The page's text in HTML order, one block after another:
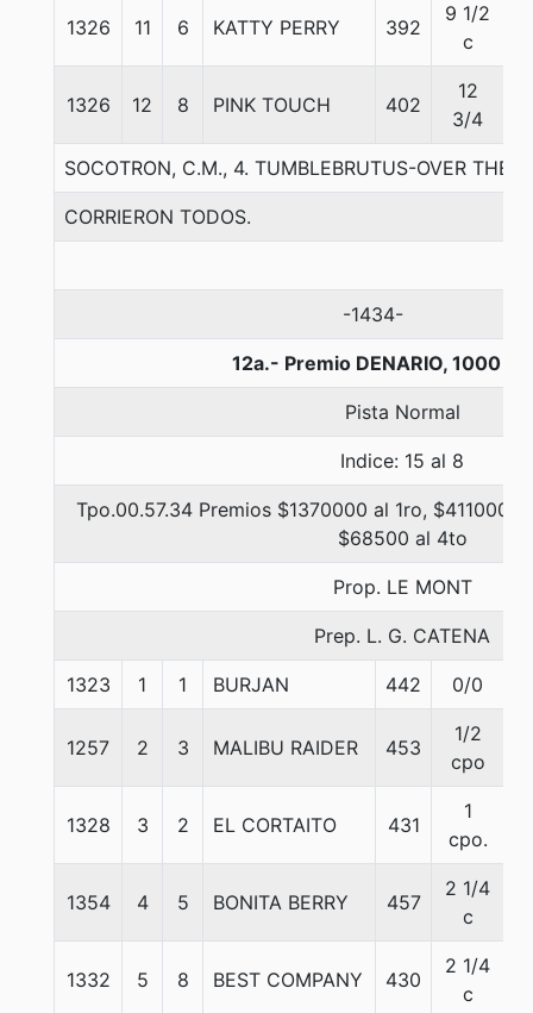
1326 11 6 KATTY PERRY 392
9 1/2
c
1326 12 8 PINK TOUCH 402
12
3/4
SOCOTRON, C.M., 4. TUMBLEBRUTUS-OVER
CORRIERON TODOS.
-1434-
12a.- Premio DENARIO, 1000
Pista Normal
Indice: 15 al 8
Tpo.00.57.34 Premios $1370000 al 1ro, $411000
$68500 al 4to
Prop. LE MONT
Prep. L. G. CATENA
1323 1 1 BURJAN 442 0/0
1257 2 3 MALIBU RAIDER 453
1/2
cpo
1328 3 2 EL CORTAITO 431
1
cpo.
1354 4 5 BONITA BERRY 457
2 1/4
c
1332 5 8 BEST COMPANY 430
2 1/4
c